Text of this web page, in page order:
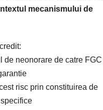
mecanismului de
de neonorare de catre FGC
risc prin constituirea de